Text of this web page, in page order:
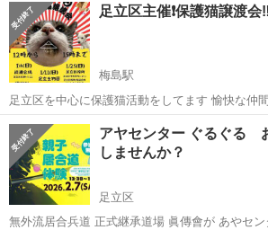
祭」の出演者と運営スタッフ（未経験者も可）
加が必要。そのほかの条件など...
足立区主催❗️保護猫譲渡会
梅島駅
足立区を中心に保護猫活動をしてます 愉快な仲間
だ・まも》です😺 足立区とも連携しTNRに取り組み 日々 猫中心に走
り回ってます😆 この度！ 足立区主催の譲渡会でございます!! 子猫〜シ
ニアちゃんまで様...
東京 足立区 梅島駅 その他 シニア
アヤセンター ぐるぐる
しませんか？
足立区
無外流居合兵道 正式継承道場 眞傳會が あやセン